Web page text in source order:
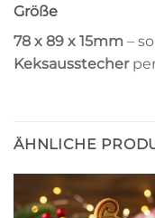
Größe
78 x 89 x 15mm –
Keksausstecher
ÄHNLICHE